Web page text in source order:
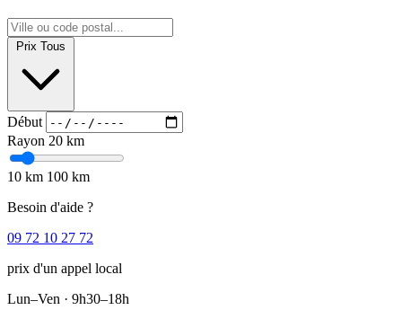
Prix Tous
Début
Rayon 20 km
10 km 100 km
Besoin d'aide ?
09 72 10 27 72
prix d'un appel local
Lun–Ven · 9h30–18h